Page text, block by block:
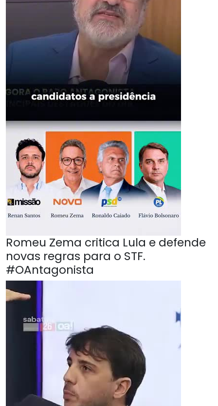
Romeu Zema critica Lula e defende
novas regras para o STF.
#OAntagonista